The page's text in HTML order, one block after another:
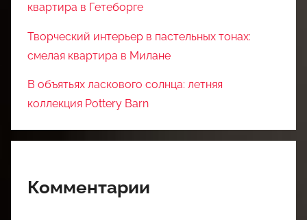
квартира в Гетеборге
Творческий интерьер в пастельных тонах:
смелая квартира в Милане
В объятьях ласкового солнца: летняя
коллекция Pottery Barn
Комментарии